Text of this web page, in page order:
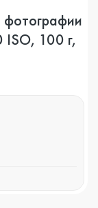
ISO, 100 г,